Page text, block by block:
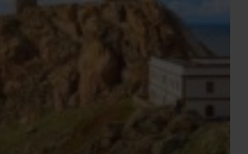
rutas